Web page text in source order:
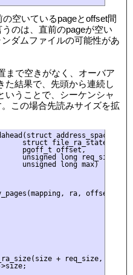
空いているpageとoffset間
のは、直前のpageが空い
ダムファイルの可能性があ
まで空きがなく、オーバア
た結果で、先頭から連続し
いうことで、シーケンシャ
この場合先読みサイズを拡
address_space
struct file_ra_state *ra,
pgoff_t offset,
unsigned long req_size,
unsigned long max)
ra, offset,
+ req_size, max);